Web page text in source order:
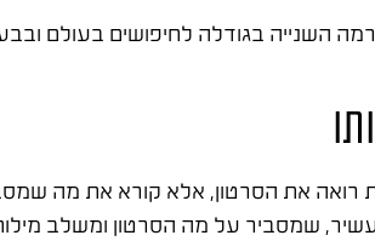
השנייה בגודלה לחיפושים בעולם
רואה את הסרטון, אלא קורא את מה
שמסביר על מה הסרטון ומשלב מילות